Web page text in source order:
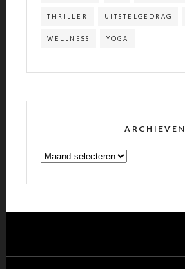
THRILLER UITSTELGEDRAG
WELLNESS YOGA
ARCHIEVEN
ARCHIEVEN